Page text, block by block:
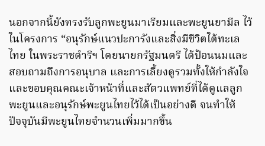
นอกจากนี้ยังทรงรับลูกพะยูนมาเรียมและพะยูนยามีล ไว้
ในโครงการ “อนุรักษ์แนวปะการังและสิ่งมีชีวิตใต้ทะเล
ไทย ในพระราชดำริฯ โดยนายกรัฐมนตรี ได้ป้อนนมและ
สอบถามถึงการอนุบาล และการเลี้ยงดูรวมทั้งให้กำลังใจ
และขอบคุณคณะเจ้าหน้าที่และสัตวแพทย์ที่ได้ดูแลลูก
พะยูนและอนุรักษ์พะยูนไทยไว้ได้เป็นอย่างดี จนทำให้
ปัจจุบันมีพะยูนไทยจำนวนเพิ่มมากขึ้น